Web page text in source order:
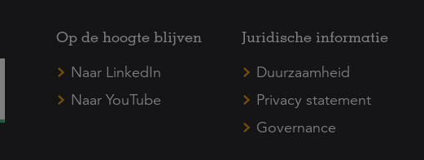
Op de hoogte blijven
Naar LinkedIn
Naar YouTube
Juridische informatie
Duurzaamheid
Privacy statement
Governance